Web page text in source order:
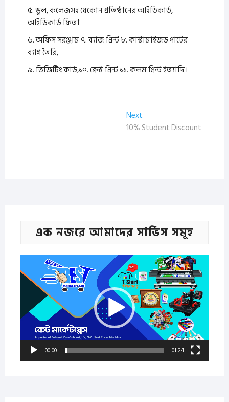
৫. স্কুল, কলেজসহ যেকোন প্রতিষ্ঠানের আইডিকার্ড,
আইডিকার্ড ফিতা
৬. অফিস সরঞ্জাম ৭. ব্যাজ প্রিন্ট ৮. কাস্টামাইজড পাটের
ব্যাগ তৈরি,
৯. ভিজিটিং কার্ড,১০. ক্রেস্ট প্রিন্ট ১১. কলম প্রিন্ট ইত্যাদি।
Next
post:
10% Student Discount
এক নজরে আমাদের সার্ভিস সমূহ
Player
00:00 01:24